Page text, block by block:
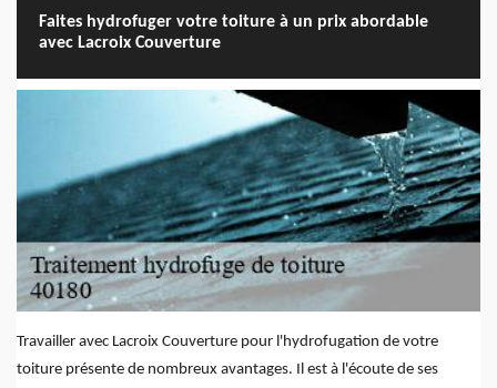
Faites hydrofuger votre toiture à un prix abordable
avec Lacroix Couverture
Travailler avec Lacroix Couverture pour l'hydrofugation de votre
toiture présente de nombreux avantages. Il est à l'écoute de ses